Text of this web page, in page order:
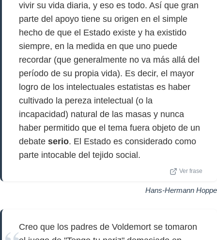
vivir su vida diaria, y eso es todo. Así que gran
parte del apoyo tiene su origen en el simple
hecho de que el Estado existe y ha existido
siempre, en la medida en que uno puede
recordar (que generalmente no va más allá del
período de su propia vida). Es decir, el mayor
logro de los intelectuales estatistas es haber
cultivado la pereza intelectual (o la
incapacidad) natural de las masas y nunca
haber permitido que el tema fuera objeto de un
debate serio. El Estado es considerado como
parte intocable del tejido social.
Ver frase
Hans-Hermann Hoppe
Creo que los padres de Voldemort se tomaron